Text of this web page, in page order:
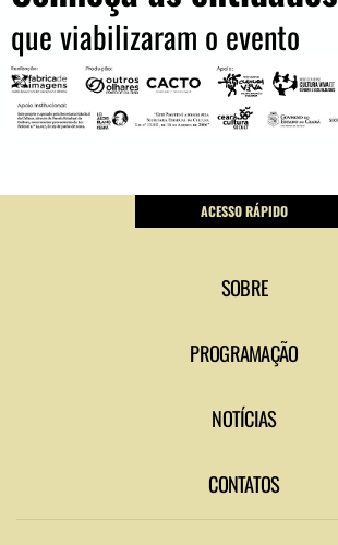
que viabilizaram o evento
ACESSO RÁPIDO
SOBRE
PROGRAMAÇÃO
NOTÍCIAS
CONTATOS